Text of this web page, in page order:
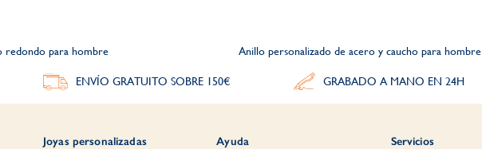
redondo para hombre Anillo personalizado de acero y caucho para hombre
ENVÍO GRATUITO SOBRE 150€ GRABADO A MANO EN 24H
Joyas personalizadas Ayuda Servicios